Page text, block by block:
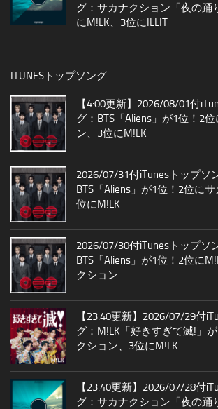
グ：サカナクション「夜の踊
にM!LK、3位にILLIT
ITUNESトップソング
【4:00更新】2026/08/01付
グ：BTS「Aliens」が1位！2
ン、3位にM!LK
2026/07/31付iTunesトップソ
BTS「Aliens」が1位！2位に
位にM!LK
2026/07/30付iTunesトップソ
BTS「Aliens」が1位！2位に
クション
【23:40更新】2026/07/29付
グ：M!LK「好きすぎて滅!」
クション、3位にM!LK
【23:40更新】2026/07/28付
グ：サカナクション「夜の踊